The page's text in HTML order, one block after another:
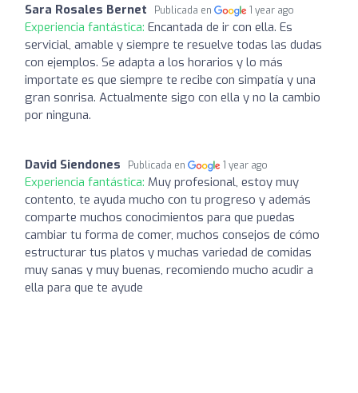
Sara Rosales Bernet Publicada en 1 year ago
Experiencia fantástica: Encantada de ir con ella. Es
servicial, amable y siempre te resuelve todas las dudas
con ejemplos. Se adapta a los horarios y lo más
importate es que siempre te recibe con simpatía y una
gran sonrisa. Actualmente sigo con ella y no la cambio
por ninguna.
David Siendones Publicada en 1 year ago
Experiencia fantástica: Muy profesional, estoy muy
contento, te ayuda mucho con tu progreso y además
comparte muchos conocimientos para que puedas
cambiar tu forma de comer, muchos consejos de cómo
estructurar tus platos y muchas variedad de comidas
muy sanas y muy buenas, recomiendo mucho acudir a
ella para que te ayude